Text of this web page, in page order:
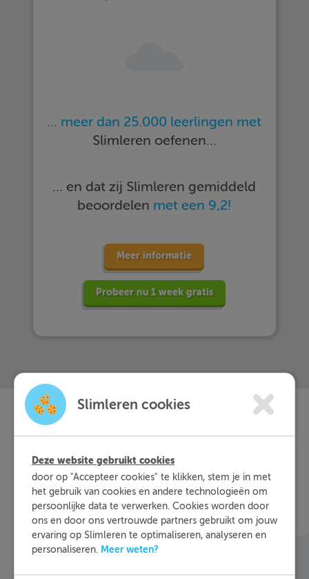
… meer dan 25.000 leerlingen met
Slimleren oefenen…
… en dat zij Slimleren gemiddeld
beoordelen met een 9,2!
Meer informatie
Probeer nu 1 week gratis
Wat isSlimlerennou
eigenlijk?
Met Slimleren oefen je online voor de vakken
waar je nog wat moeite mee hebt, waar en
wanneer je maar wilt. Theorie-uitleg, video-
colleges, vuistregels en meer helpen jou om de
stof sneller te begrijpen. Daarnaast krijg je bij
Slimleren cookies
Deze website gebruikt cookies
door op "Accepteer cookies" te klikken, stem je in met
het gebruik van cookies en andere technologieën om
persoonlijke data te verwerken. Cookies worden door
ons en door ons vertrouwde partners gebruikt om jouw
ervaring op Slimleren te optimaliseren, analyseren en
personaliseren. Meer weten?